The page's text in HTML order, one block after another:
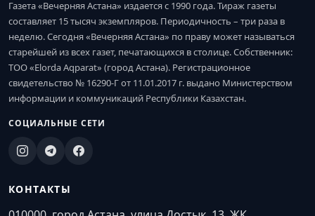
Газета «Вечерняя Астана» издается с 1990 года. Тираж газеты
составляет 15 тысяч экземпляров. Периодичность – три раза в
неделю. Сегодня «Вечерняя Астана» по праву может называться
старейшей из всех газет, печатающихся в столице. Собственник:
ТОО «Elorda Aqparat» (город Астана). Регистрационное
свидетельство № 16290-Г от 11.01.2017 г. выдано Министерством
информации и коммуникаций Республики Казахстан.
СОЦИАЛЬНЫЕ СЕТИ
КОНТАКТЫ